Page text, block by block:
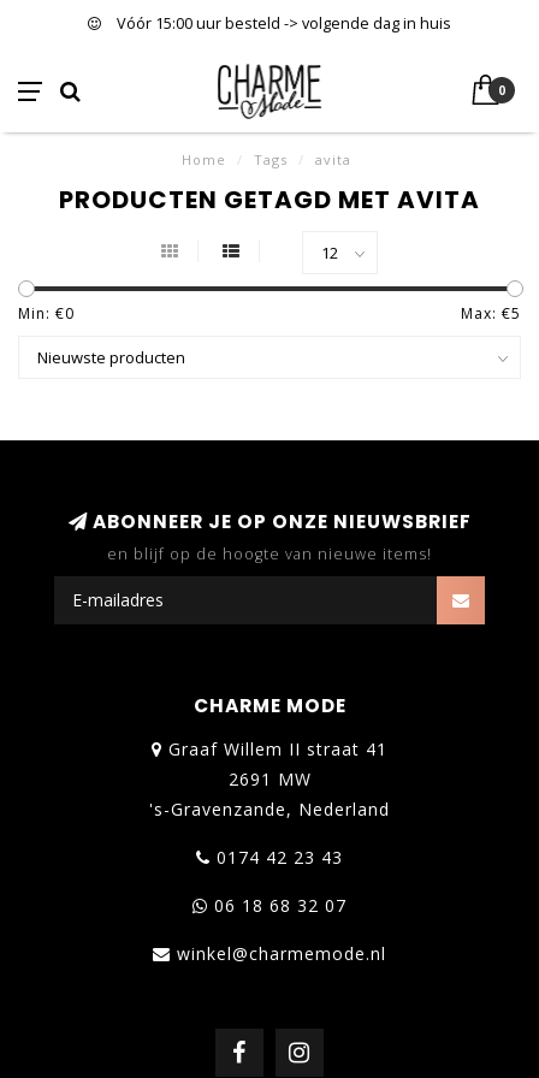
Vóór 15:00 uur besteld -> volgende dag in huis
0
Home / Tags / avita
PRODUCTEN GETAGD MET AVITA
Min: €0 Max: €5
ABONNEER JE OP ONZE NIEUWSBRIEF
en blijf op de hoogte van nieuwe items!
CHARME MODE
Graaf Willem II straat 41
2691 MW
's-Gravenzande, Nederland
0174 42 23 43
06 18 68 32 07
winkel@charmemode.nl